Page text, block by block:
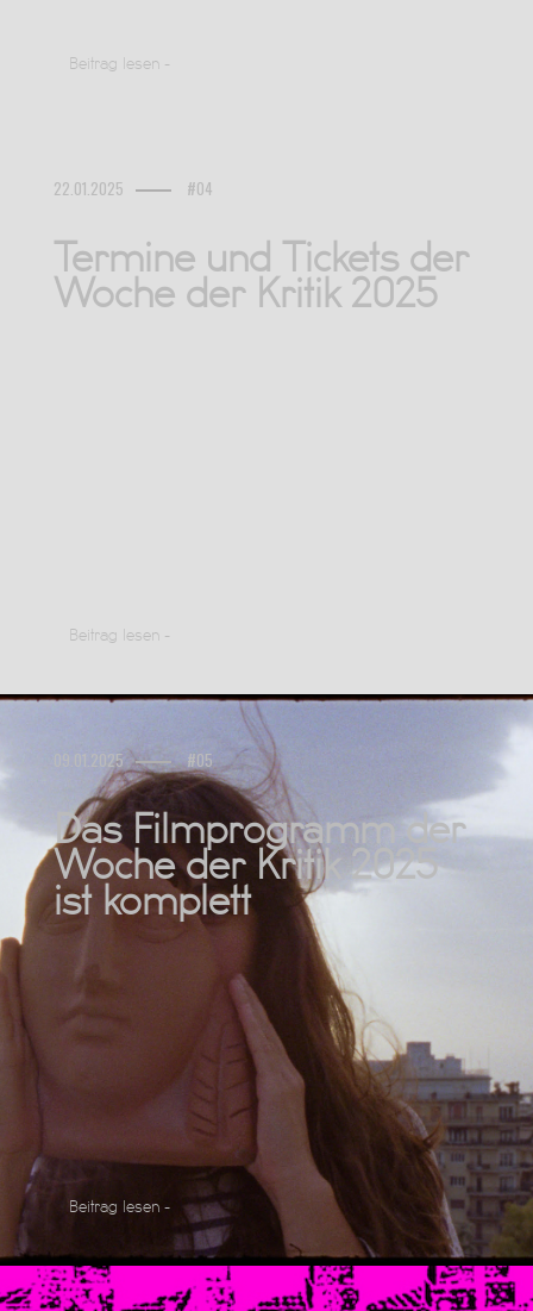
Beitrag lesen -
22.01.2025 #04
Termine und Tickets der
Woche der Kritik 2025
Beitrag lesen -
09.01.2025 #05
Das Filmprogramm der
Woche der Kritik 2025
ist komplett
Beitrag lesen -